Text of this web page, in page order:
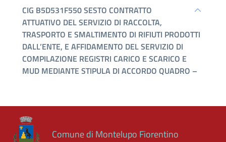
Comune di Montelupo Fiorentino
Controlli
attività
economiche
Servizi
dell'amministrazione